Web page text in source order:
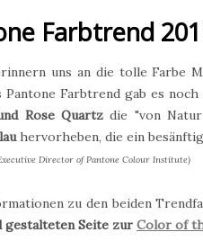
Farbtrend
uns an die tolle Farbe
Pantone Farbtrend gab es
Rose Quartz die "von
hervorheben, die ein
Director of Pantone Colour Institute)
zu den beiden
gestalteten Seite zur Color of